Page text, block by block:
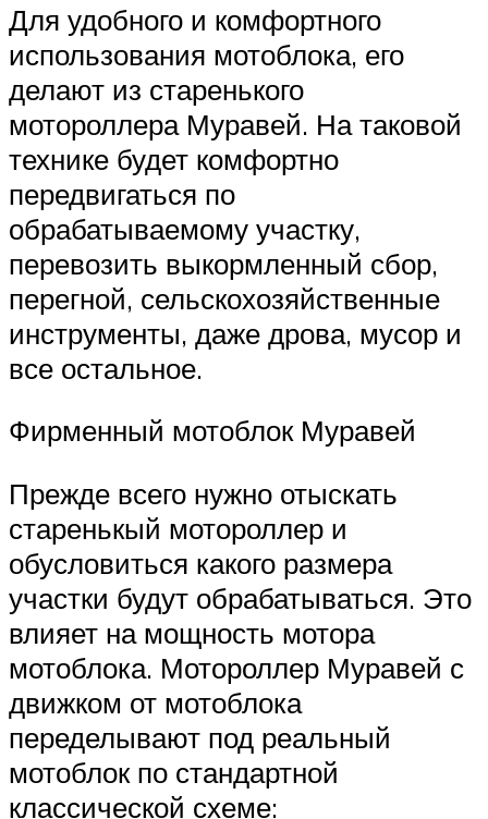
Для удобного и комфортного
использования мотоблока, его
делают из старенького
мотороллера Муравей. На таковой
технике будет комфортно
передвигаться по
обрабатываемому участку,
перевозить выкормленный сбор,
перегной, сельскохозяйственные
инструменты, даже дрова, мусор и
все остальное.
Фирменный мотоблок Муравей
Прежде всего нужно отыскать
старенькый мотороллер и
обусловиться какого размера
участки будут обрабатываться. Это
влияет на мощность мотора
мотоблока. Мотороллер Муравей с
движком от мотоблока
переделывают под реальный
мотоблок по стандартной
классической схеме: